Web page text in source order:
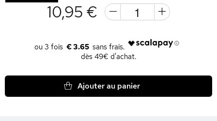
10,95 €
€ 3.65
dès 49€ d'achat.
Ajouter au panier